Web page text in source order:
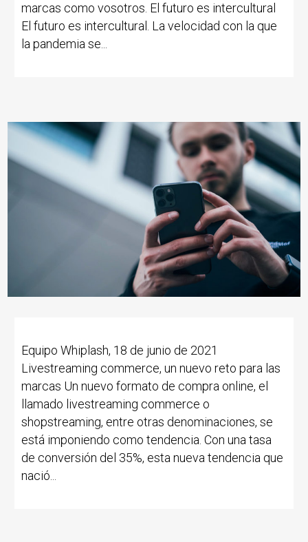
marcas como vosotros. El futuro es intercultural
El futuro es intercultural. La velocidad con la que
la pandemia se...
Equipo Whiplash, 18 de junio de 2021
Livestreaming commerce, un nuevo reto para las
marcas Un nuevo formato de compra online, el
llamado livestreaming commerce o
shopstreaming, entre otras denominaciones, se
está imponiendo como tendencia. Con una tasa
de conversión del 35%, esta nueva tendencia que
nació...